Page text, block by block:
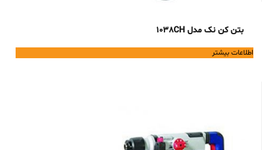
بتن کن نک مدل 1038CH
اطلاعات بیشتر